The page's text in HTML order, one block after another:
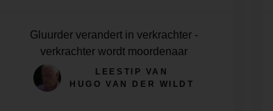
Gluurder verandert in verkrachter -
verkrachter wordt moordenaar
LEESTIP VAN
HUGO VAN DER WILDT